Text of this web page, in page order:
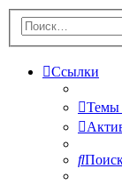
Ссылки
Темы